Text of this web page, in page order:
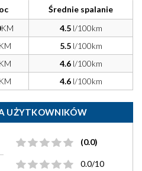
Średnie spalanie
KM 4.5l/100km
5.5l/100km
4.6l/100km
4.6l/100km
UŻYTKOWNIKÓW
(0.0)
0.0/10